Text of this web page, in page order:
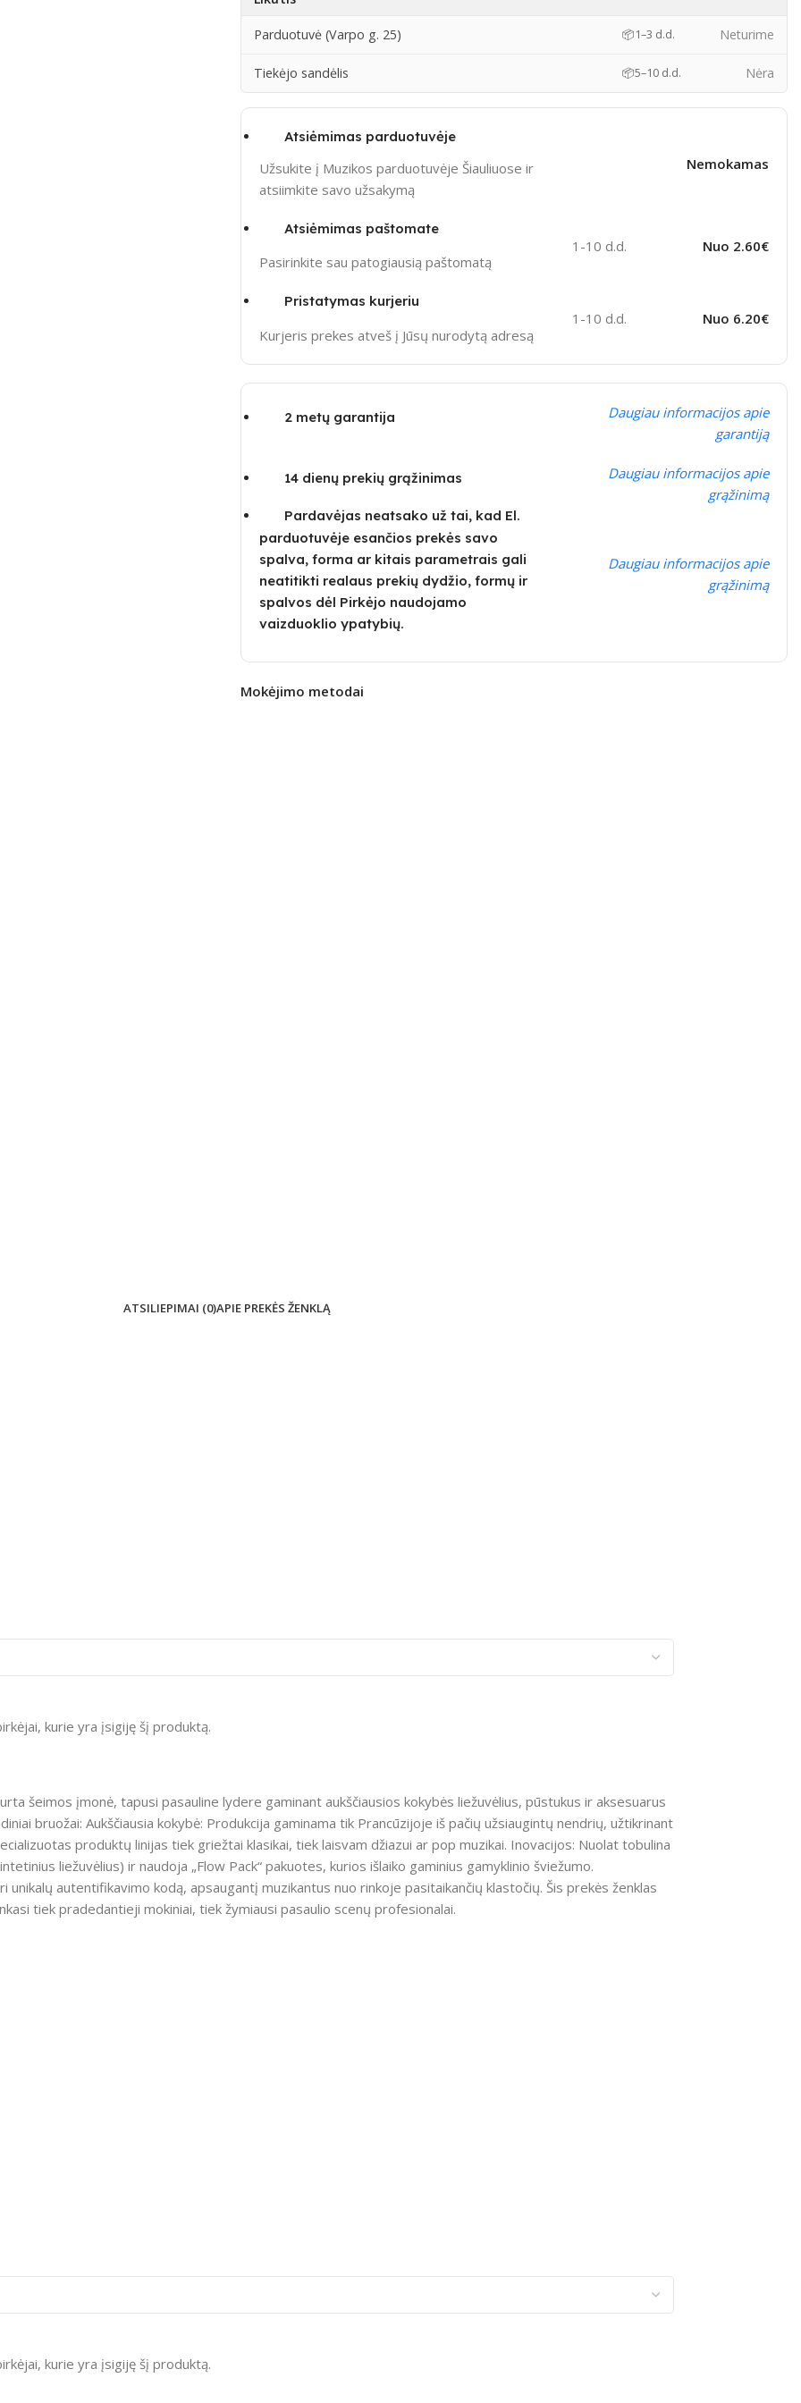
Parduotuvė (Varpo g. 25) 📦1–3 d.d. Neturime
Tiekėjo sandėlis 📦5–10 d.d. Nėra
Atsiėmimas parduotuvėje
Užsukite į Muzikos parduotuvėje Šiauliuose ir
atsiimkite savo užsakymą
Nemokamas
Atsiėmimas paštomate
Pasirinkite sau patogiausią paštomatą
1-10 d.d. Nuo 2.60€
Pristatymas kurjeriu
Kurjeris prekes atveš į Jūsų nurodytą adresą
1-10 d.d. Nuo 6.20€
2 metų garantija
Daugiau informacijos apie
garantiją
14 dienų prekių grąžinimas
Daugiau informacijos apie
grąžinimą
Pardavėjas neatsako už tai, kad El.
parduotuvėje esančios prekės savo
spalva, forma ar kitais parametrais gali
neatitikti realaus prekių dydžio, formų ir
spalvos dėl Pirkėjo naudojamo
vaizduoklio ypatybių.
Daugiau informacijos apie
grąžinimą
Mokėjimo metodai
ATSILIEPIMAI (0)APIE PREKĖS ŽENKLĄ
kurie yra įsigiję šį produktą.
šeimos įmonė, tapusi pasauline lydere gaminant aukščiausios kokybės liežuvėlius, pūstukus ir aksesuarus
bruožai: Aukščiausia kokybė: Produkcija gaminama tik Prancūzijoje iš pačių užsiaugintų nendrių, užtikrinant
produktų linijas tiek griežtai klasikai, tiek laisvam džiazui ar pop muzikai. Inovacijos: Nuolat tobulina
liežuvėlius) ir naudoja „Flow Pack“ pakuotes, kurios išlaiko gaminius gamyklinio šviežumo.
unikalų autentifikavimo kodą, apsaugantį muzikantus nuo rinkoje pasitaikančių klastočių. Šis prekės ženklas
tiek pradedantieji mokiniai, tiek žymiausi pasaulio scenų profesionalai.
kurie yra įsigiję šį produktą.